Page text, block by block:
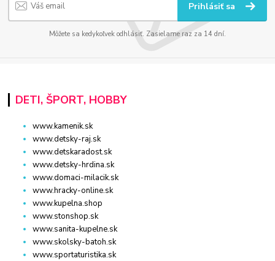
Prihlásiť sa
Môžete sa kedykoľvek odhlásiť. Zasielame raz za 14 dní.
DETI, ŠPORT, HOBBY
www.kamenik.sk
www.detsky-raj.sk
www.detskaradost.sk
www.detsky-hrdina.sk
www.domaci-milacik.sk
www.hracky-online.sk
www.kupelna.shop
www.stonshop.sk
www.sanita-kupelne.sk
www.skolsky-batoh.sk
www.sportaturistika.sk